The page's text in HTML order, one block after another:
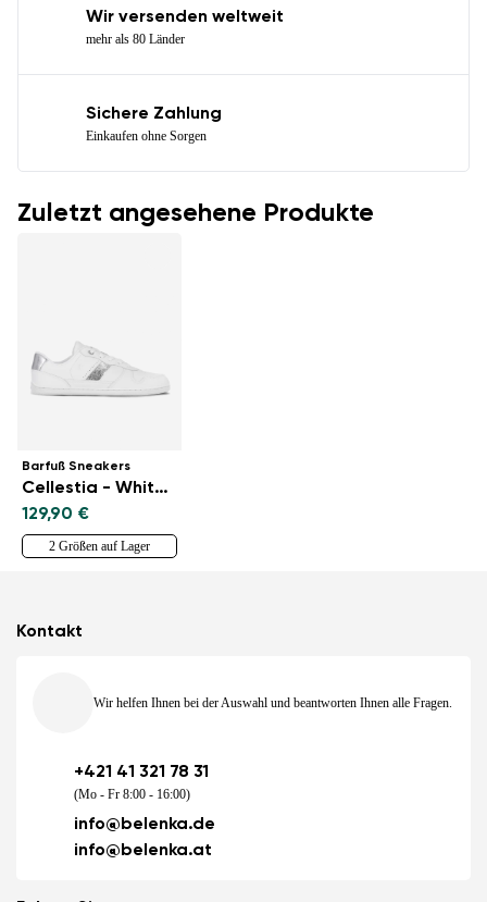
Wir versenden weltweit
mehr als 80 Länder
Sichere Zahlung
Einkaufen ohne Sorgen
Zuletzt angesehene Produkte
Barfuß Sneakers
Cellestia - White & Silver
129,90 €
2 Größen auf Lager
Kontakt
Wir helfen Ihnen bei der Auswahl und beantworten Ihnen alle Fragen.
+421 41 321 78 31
(Mo - Fr 8:00 - 16:00)
info@belenka.de
info@belenka.at